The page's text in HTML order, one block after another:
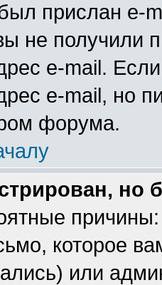
прислан e-
не получили
e-mail.
e-mail, но
форума.
но
которое
или